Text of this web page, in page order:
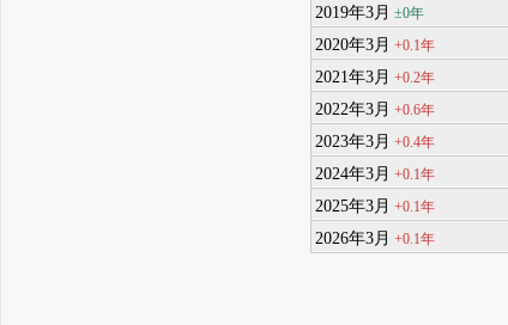
2019年3月±0年
2020年3月+0.1年
2021年3月+0.2年
2022年3月+0.6年
2023年3月+0.4年
2024年3月+0.1年
2025年3月+0.1年
2026年3月+0.1年